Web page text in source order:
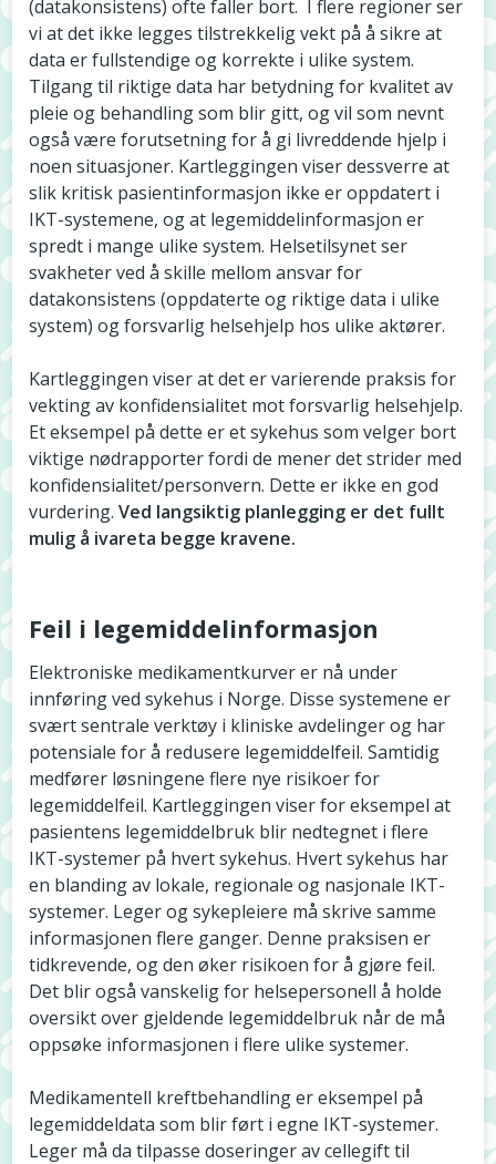
(datakonsistens) ofte faller bort. I flere regioner ser
vi at det ikke legges tilstrekkelig vekt på å sikre at
data er fullstendige og korrekte i ulike system.
Tilgang til riktige data har betydning for kvalitet av
pleie og behandling som blir gitt, og vil som nevnt
også være forutsetning for å gi livreddende hjelp i
noen situasjoner. Kartleggingen viser dessverre at
slik kritisk pasientinformasjon ikke er oppdatert i
IKT-systemene, og at legemiddelinformasjon er
spredt i mange ulike system. Helsetilsynet ser
svakheter ved å skille mellom ansvar for
datakonsistens (oppdaterte og riktige data i ulike
system) og forsvarlig helsehjelp hos ulike aktører.
Kartleggingen viser at det er varierende praksis for
vekting av konfidensialitet mot forsvarlig helsehjelp.
Et eksempel på dette er et sykehus som velger bort
viktige nødrapporter fordi de mener det strider med
konfidensialitet/personvern. Dette er ikke en god
vurdering.Ved langsiktig planlegging er det fullt
mulig å ivareta begge kravene.
Feil i legemiddelinformasjon
Elektroniske medikamentkurver er nå under
innføring ved sykehus i Norge. Disse systemene er
svært sentrale verktøy i kliniske avdelinger og har
potensiale for å redusere legemiddelfeil. Samtidig
medfører løsningene flere nye risikoer for
legemiddelfeil. Kartleggingen viser for eksempel at
pasientens legemiddelbruk blir nedtegnet i flere
IKT-systemer på hvert sykehus. Hvert sykehus har
en blanding av lokale, regionale og nasjonale IKT-
systemer. Leger og sykepleiere må skrive samme
informasjonen flere ganger. Denne praksisen er
tidkrevende, og den øker risikoen for å gjøre feil.
Det blir også vanskelig for helsepersonell å holde
oversikt over gjeldende legemiddelbruk når de må
oppsøke informasjonen i flere ulike systemer.
Medikamentell kreftbehandling er eksempel på
legemiddeldata som blir ført i egne IKT-systemer.
Leger må da tilpasse doseringer av cellegift til